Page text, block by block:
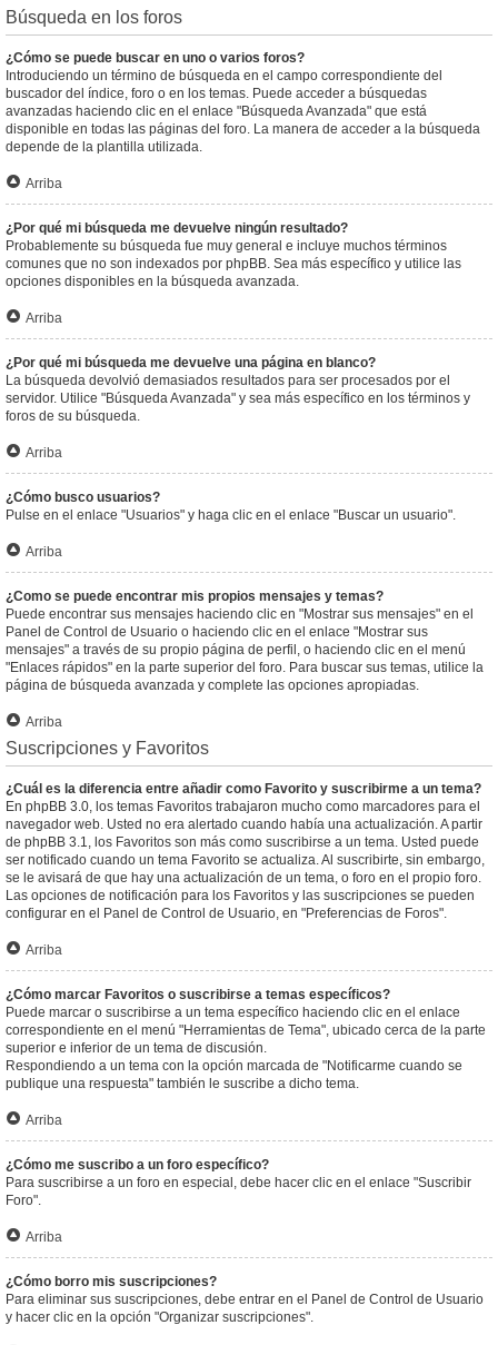
Búsqueda en los foros
¿Cómo se puede buscar en uno o varios foros?
Introduciendo un término de búsqueda en el campo correspondiente del
buscador del índice, foro o en los temas. Puede acceder a búsquedas
avanzadas haciendo clic en el enlace "Búsqueda Avanzada" que está
disponible en todas las páginas del foro. La manera de acceder a la búsqueda
depende de la plantilla utilizada.
Arriba
¿Por qué mi búsqueda me devuelve ningún resultado?
Probablemente su búsqueda fue muy general e incluye muchos términos
comunes que no son indexados por phpBB. Sea más específico y utilice las
opciones disponibles en la búsqueda avanzada.
Arriba
¿Por qué mi búsqueda me devuelve una página en blanco?
La búsqueda devolvió demasiados resultados para ser procesados por el
servidor. Utilice "Búsqueda Avanzada" y sea más específico en los términos y
foros de su búsqueda.
Arriba
¿Cómo busco usuarios?
Pulse en el enlace "Usuarios" y haga clic en el enlace "Buscar un usuario".
Arriba
¿Como se puede encontrar mis propios mensajes y temas?
Puede encontrar sus mensajes haciendo clic en "Mostrar sus mensajes" en el
Panel de Control de Usuario o haciendo clic en el enlace "Mostrar sus
mensajes" a través de su propio página de perfil, o haciendo clic en el menú
"Enlaces rápidos" en la parte superior del foro. Para buscar sus temas, utilice la
página de búsqueda avanzada y complete las opciones apropiadas.
Arriba
Suscripciones y Favoritos
¿Cuál es la diferencia entre añadir como Favorito y suscribirme a un tema?
En phpBB 3.0, los temas Favoritos trabajaron mucho como marcadores para el
navegador web. Usted no era alertado cuando había una actualización. A partir
de phpBB 3.1, los Favoritos son más como suscribirse a un tema. Usted puede
ser notificado cuando un tema Favorito se actualiza. Al suscribirte, sin embargo,
se le avisará de que hay una actualización de un tema, o foro en el propio foro.
Las opciones de notificación para los Favoritos y las suscripciones se pueden
configurar en el Panel de Control de Usuario, en "Preferencias de Foros".
Arriba
¿Cómo marcar Favoritos o suscribirse a temas específicos?
Puede marcar o suscribirse a un tema específico haciendo clic en el enlace
correspondiente en el menú "Herramientas de Tema", ubicado cerca de la parte
superior e inferior de un tema de discusión.
Respondiendo a un tema con la opción marcada de "Notificarme cuando se
publique una respuesta" también le suscribe a dicho tema.
Arriba
¿Cómo me suscribo a un foro específico?
Para suscribirse a un foro en especial, debe hacer clic en el enlace "Suscribir
Foro".
Arriba
¿Cómo borro mis suscripciones?
Para eliminar sus suscripciones, debe entrar en el Panel de Control de Usuario
y hacer clic en la opción "Organizar suscripciones".